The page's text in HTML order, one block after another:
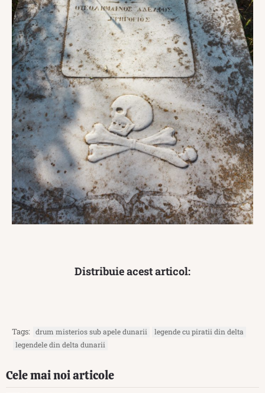
Distribuie acest articol:
Tags: drum misterios sub apele dunarii
legende cu piratii din delta
legendele din delta dunarii
Cele mai noi articole